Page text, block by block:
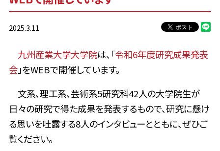
2025.3.11
九州産業大学大学院は、「令和6年度研究成果発表
会」をWEBで開催しています。
文系、理工系、芸術系5研究科42人の大学院生が
日々の研究で得た成果を発表するもので、研究に懸け
る思いを吐露する8人のインタビューとともに、ぜひご
覧ください。